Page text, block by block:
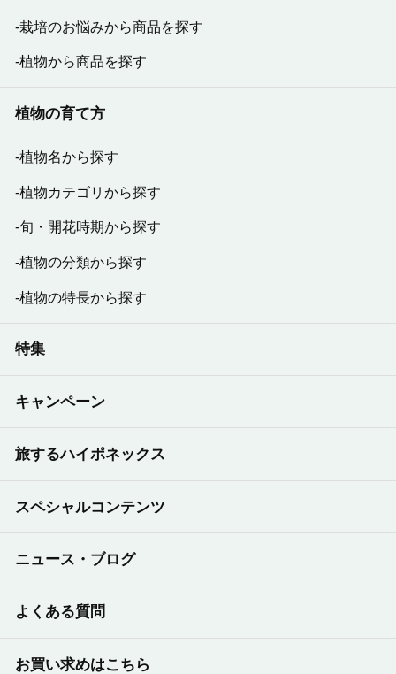
栽培のお悩みから商品を探す
植物から商品を探す
植物の育て方
植物名から探す
植物カテゴリから探す
旬・開花時期から探す
植物の分類から探す
植物の特長から探す
特集
キャンペーン
旅するハイポネックス
スペシャルコンテンツ
ニュース・ブログ
よくある質問
お買い求めはこちら